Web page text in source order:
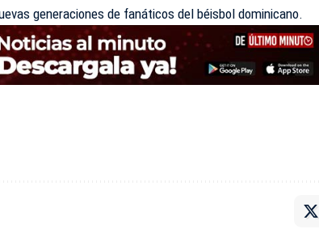
generaciones de fanáticos del béisbol dominicano.